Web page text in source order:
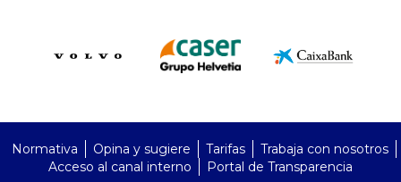
Normativa
Opina y sugiere Tarifas
Trabaja con nosotros
Acceso al canal interno
Portal de Transparencia